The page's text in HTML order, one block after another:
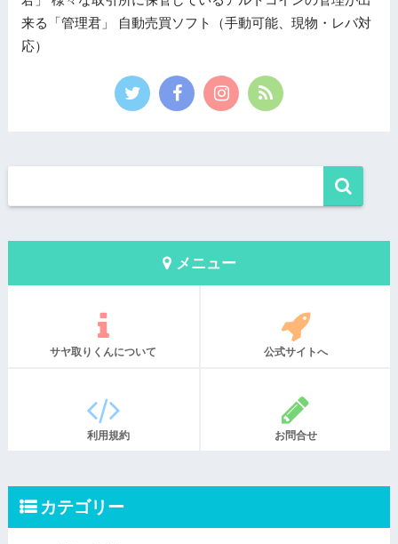
来る「管理君」 自動売買ソフト（手動可能、現物・レバ対
応）
メニュー
サヤ取りくんについて 公式サイトへ
利用規約 お問合せ
カテゴリー